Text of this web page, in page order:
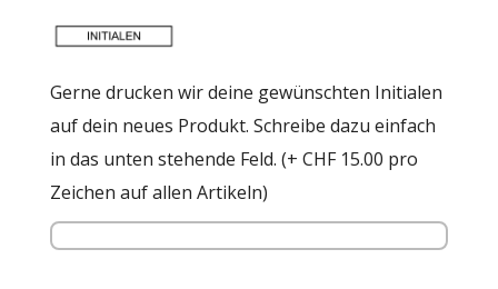
Gerne drucken wir deine gewünschten Initialen
auf dein neues Produkt. Schreibe dazu einfach
in das unten stehende Feld. (+ CHF 15.00 pro
Zeichen auf allen Artikeln)